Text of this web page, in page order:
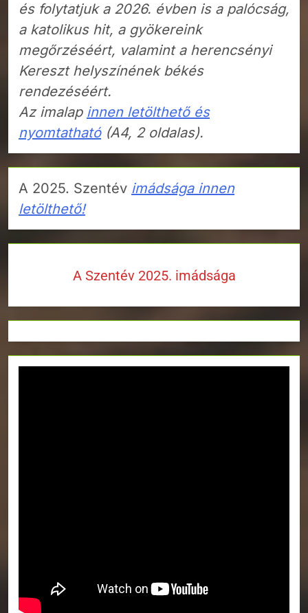
és folytatjuk a 2026. évben is a palócság,
a katolikus hit, a gyökereink
megőrzéséért, valamint a herencsényi
Kereszt helyszínének békés
rendezéséért.
Az imalap innen letölthető és
nyomtatható(A4, 2 oldalas).
A 2025. Szentév imádsága innen
letölthető!
A Szentév 2025. imádsága